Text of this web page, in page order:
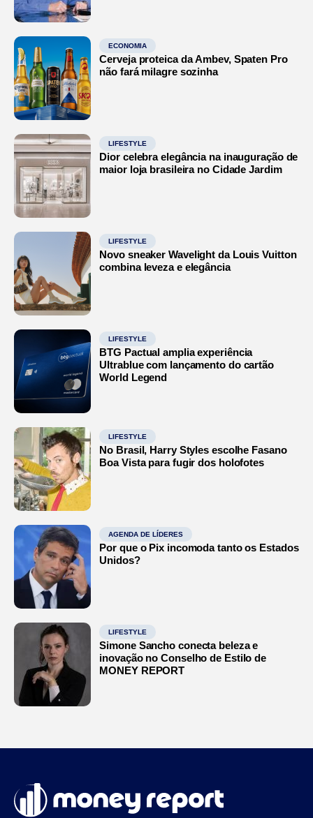
ECONOMIA
Cerveja proteica da Ambev, Spaten Pro
não fará milagre sozinha
LIFESTYLE
Dior celebra elegância na inauguração de
maior loja brasileira no Cidade Jardim
LIFESTYLE
Novo sneaker Wavelight da Louis Vuitton
combina leveza e elegância
LIFESTYLE
BTG Pactual amplia experiência
Ultrablue com lançamento do cartão
World Legend
LIFESTYLE
No Brasil, Harry Styles escolhe Fasano
Boa Vista para fugir dos holofotes
AGENDA DE LÍDERES
Por que o Pix incomoda tanto os Estados
Unidos?
LIFESTYLE
Simone Sancho conecta beleza e
inovação no Conselho de Estilo de
MONEY REPORT